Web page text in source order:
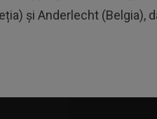
și Anderlecht (Belgia),